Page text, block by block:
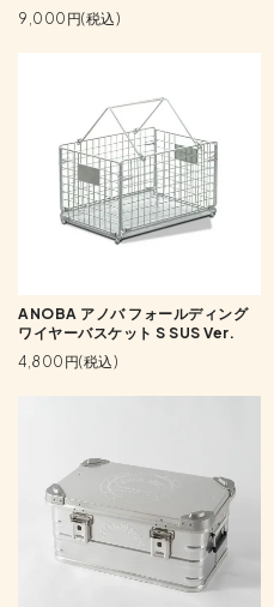
9,000円(税込)
ANOBA アノバ フォールディング
ワイヤーバスケット S SUS Ver.
4,800円(税込)